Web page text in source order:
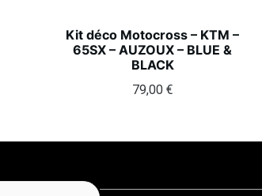
Kit déco Motocross – KTM –
65SX – AUZOUX – BLUE &
BLACK
79,00 €